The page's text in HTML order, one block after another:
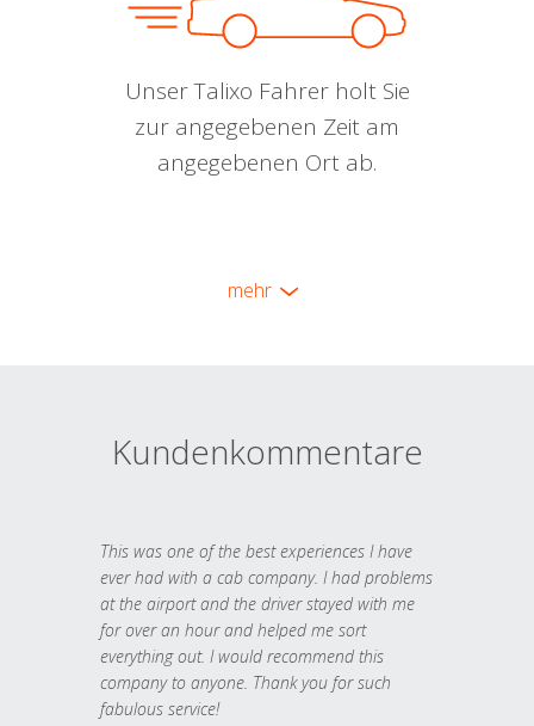
Unser Talixo Fahrer holt Sie
zur angegebenen Zeit am
angegebenen Ort ab.
mehr
Kundenkommentare
This was one of the best experiences I have
ever had with a cab company. I had problems
at the airport and the driver stayed with me
for over an hour and helped me sort
everything out. I would recommend this
company to anyone. Thank you for such
fabulous service!